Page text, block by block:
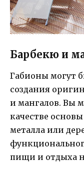
Барбекю и
Габионы могут
создания
и мангалов. Вы
качестве
металла или
пищи и отдыха